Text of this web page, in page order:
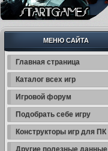
МЕНЮ САЙТА
Главная страница
Каталог всех игр
Игровой форум
Подобрать себе игру
Конструкторы игр для ПК
Другие полезные данные